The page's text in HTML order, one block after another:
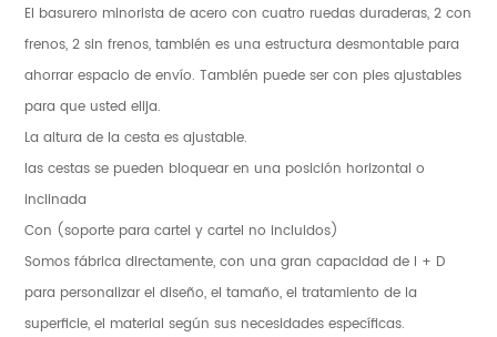
El basurero minorista de acero con cuatro ruedas duraderas, 2 con
frenos, 2 sin frenos, también es una estructura desmontable para
ahorrar espacio de envío. También puede ser con pies ajustables
para que usted elija.
La altura de la cesta es ajustable.
las cestas se pueden bloquear en una posición horizontal o
inclinada
Con (soporte para cartel y cartel no incluidos)
Somos fábrica directamente, con una gran capacidad de I + D
para personalizar el diseño, el tamaño, el tratamiento de la
superficie, el material según sus necesidades específicas.